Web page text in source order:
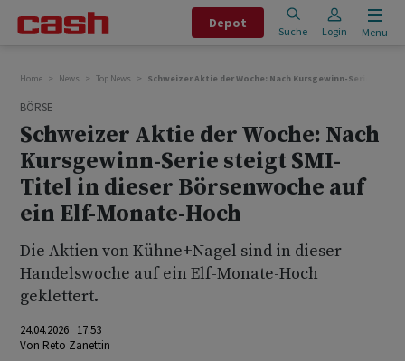
Depot
Suche Login Menu
Home News Top News Schweizer Aktie der Woche: Nach Kursgewinn-Serie
BÖRSE
Schweizer Aktie der Woche: Nach
Kursgewinn-Serie steigt SMI-
Titel in dieser Börsenwoche auf
ein Elf-Monate-Hoch
Die Aktien von Kühne+Nagel sind in dieser
Handelswoche auf ein Elf-Monate-Hoch
geklettert.
24.04.2026 17:53
Von Reto Zanettin